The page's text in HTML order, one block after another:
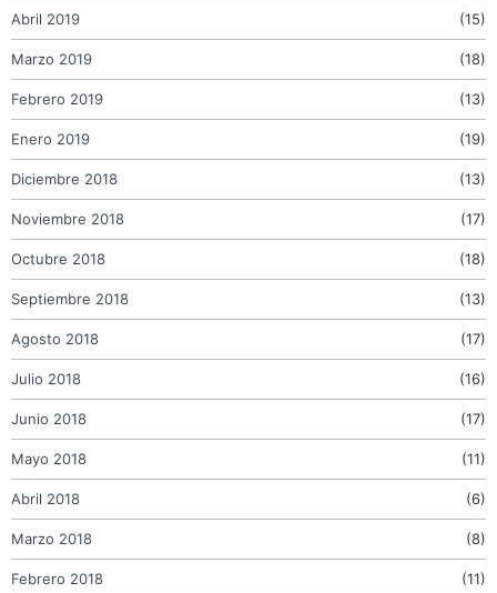
Abril 2019 (15)
Marzo 2019 (18)
Febrero 2019 (13)
Enero 2019 (19)
Diciembre 2018 (13)
Noviembre 2018 (17)
Octubre 2018 (18)
Septiembre 2018 (13)
Agosto 2018 (17)
Julio 2018 (16)
Junio 2018 (17)
Mayo 2018 (11)
Abril 2018 (6)
Marzo 2018 (8)
Febrero 2018 (11)